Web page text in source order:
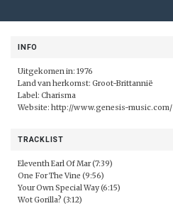
INFO
Uitgekomen in: 1976
Land van herkomst: Groot-Brittannië
Label: Charisma
Website: http://www.genesis-music.com/
TRACKLIST
Eleventh Earl Of Mar (7:39)
One For The Vine (9:56)
Your Own Special Way (6:15)
Wot Gorilla? (3:12)